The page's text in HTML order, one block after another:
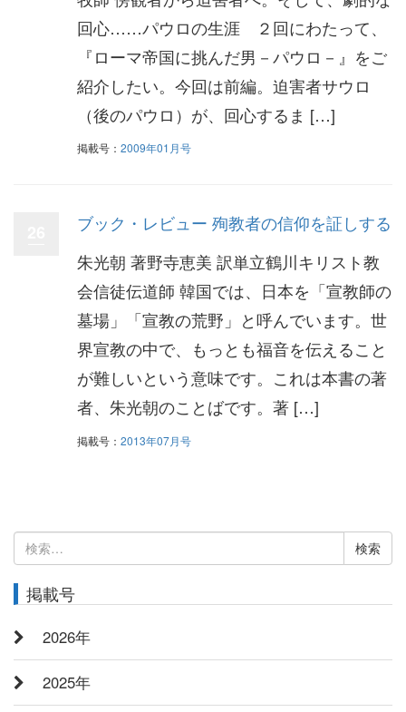
回心……パウロの生涯 ２回にわたって、
『ローマ帝国に挑んだ男－パウロ－』をご
紹介したい。今回は前編。迫害者サウロ
（後のパウロ）が、回心するま […]
掲載号： 2009年01月号
ブック・レビュー 殉教者の信仰を証しする
朱光朝 著野寺恵美 訳単立鶴川キリスト教
会信徒伝道師 韓国では、日本を「宣教師の
墓場」「宣教の荒野」と呼んでいます。世
界宣教の中で、もっとも福音を伝えること
が難しいという意味です。これは本書の著
者、朱光朝のことばです。著 […]
掲載号： 2013年07月号
検
索:
掲載号
2026年
2025年